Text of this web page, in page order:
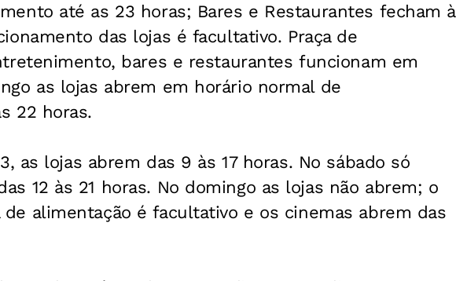
até as 23 horas; Bares e Restaurantes fecham à
das lojas é facultativo. Praça de
bares e restaurantes funcionam em
as lojas abrem em horário normal de
22 horas.
as lojas abrem das 9 às 17 horas. No sábado só
12 às 21 horas. No domingo as lojas não abrem; o
alimentação é facultativo e os cinemas abrem das